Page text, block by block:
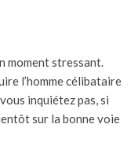
moment stressant.
l’homme célibataire
inquiétez pas, si
sur la bonne voie